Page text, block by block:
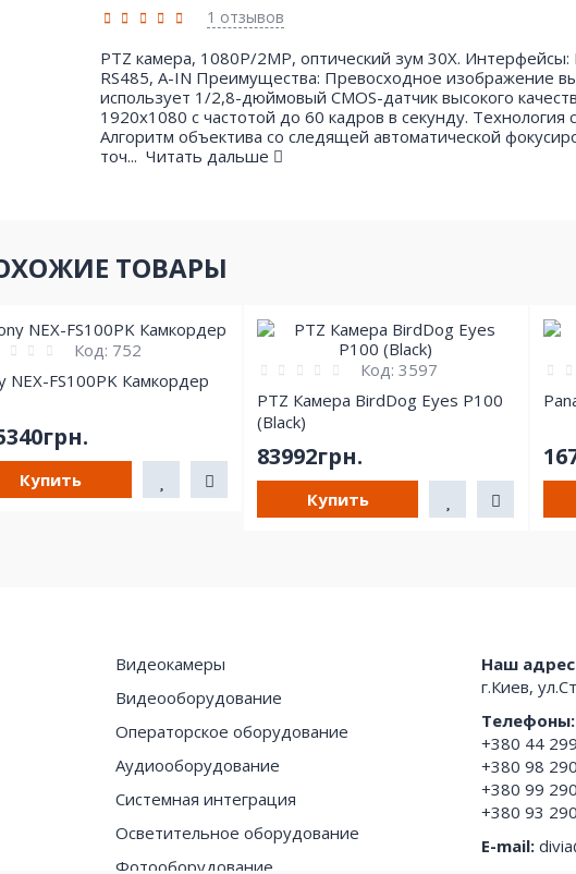
1 отзывов
PTZ камера, 1080P/2MP, оптический зум 30X. Интерфейсы:
RS485, A-IN Преимущества: Превосходное изображение
использует 1/2,8-дюймовый CMOS-датчик высокого
1920x1080 с частотой до 60 кадров в секунду. Технология
Алгоритм объектива со следящей автоматической
точ... Читать дальше
ТОВАРЫ
Код: 752
NEX-FS100PK Камкордер
Купить
Код:3597
PTZ Камера BirdDog Eyes P100
(Black)
83992грн.
Купить
Видеокамеры
Видеооборудование
Операторское оборудование
Аудиооборудование
Системная интеграция
Осветительное оборудование
Фотооборудование
Наш
г.Киев,
Телефоны:
+380 44
+380 98
+380 99
+380 93
E-mail: